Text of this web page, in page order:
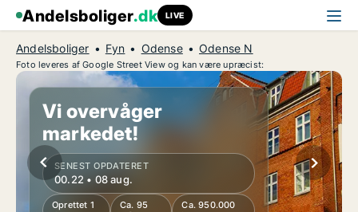
Andelsboliger.dk LIVE
Andelsboliger Fyn Odense Odense N
Foto leveres af Google Street View og kan være upræcist:
Vi overvåger
markedet!
SENEST OPDATERET
00.22 • 08 aug.
Oprettet 1
Ca. 95
Ca. 950.000